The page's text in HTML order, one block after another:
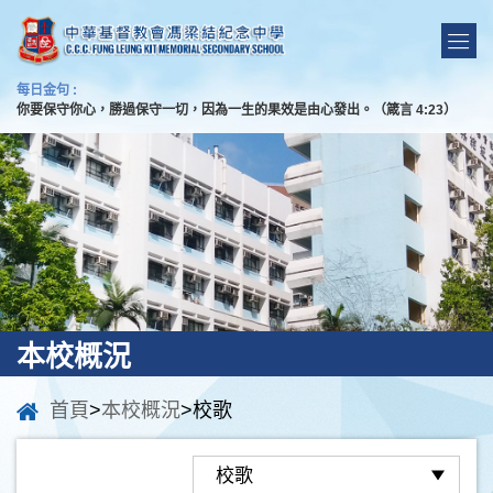
每日金句 :
你要保守你心，勝過保守一切，因為一生的果效是由心發出。（箴言 4:23）
本校概況
首頁>本校概況>校歌